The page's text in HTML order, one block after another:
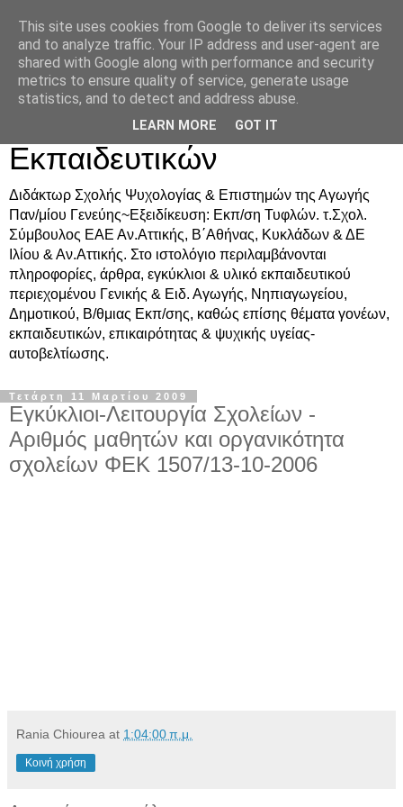
Δρ. Ράνια Χιουρέα-
Συμβουλευτική &
Υποστήριξη Γονέων &
Εκπαιδευτικών
Διδάκτωρ Σχολής Ψυχολογίας & Επιστημών της Αγωγής
Παν/μίου Γενεύης~Εξειδίκευση: Εκπ/ση Τυφλών. τ.Σχολ.
Σύμβουλος ΕΑΕ Αν.Αττικής, Β΄Αθήνας, Κυκλάδων & ΔΕ
Ιλίου & Αν.Αττικής. Στο ιστολόγιο περιλαμβάνονται
πληροφορίες, άρθρα, εγκύκλιοι & υλικό εκπαιδευτικού
περιεχομένου Γενικής & Ειδ. Αγωγής, Νηπιαγωγείου,
Δημοτικού, Β/θμιας Εκπ/σης, καθώς επίσης θέματα γονέων,
εκπαιδευτικών, επικαιρότητας & ψυχικής υγείας-
αυτοβελτίωσης.
Τετάρτη 11 Μαρτίου 2009
Εγκύκλιοι-Λειτουργία Σχολείων -
Αριθμός μαθητών και οργανικότητα
σχολείων ΦΕΚ 1507/13-10-2006
Rania Chiourea at 1:04:00 π.μ.
Κοινή χρήση
This site uses cookies from Google to deliver its services
and to analyze traffic. Your IP address and user-agent are
shared with Google along with performance and security
metrics to ensure quality of service, generate usage
statistics, and to detect and address abuse.
LEARN MORE GOT IT